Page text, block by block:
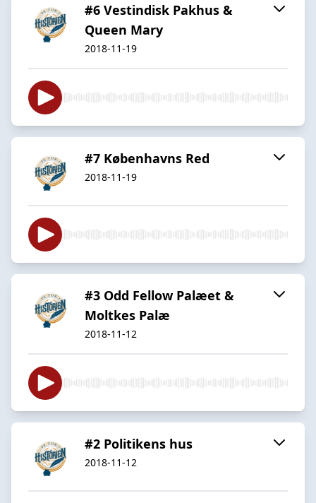
#6 Vestindisk Pakhus &
Queen Mary
2018-11-19
#7 Københavns Red
2018-11-19
#3 Odd Fellow Palæet &
Moltkes Palæ
2018-11-12
#2 Politikens hus
2018-11-12